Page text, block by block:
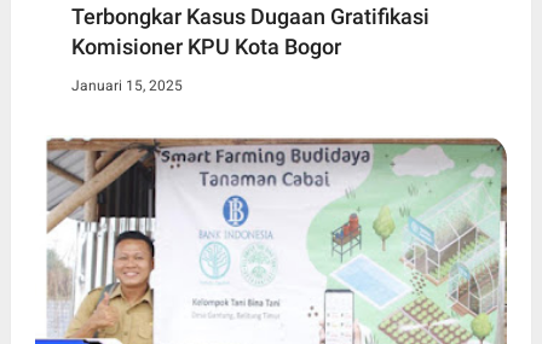
Terbongkar Kasus Dugaan Gratifikasi
Komisioner KPU Kota Bogor
Januari 15, 2025